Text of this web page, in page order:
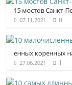
15 мостов Санкт-
07.11.2021 0
енных коренных
27.06.2021 1